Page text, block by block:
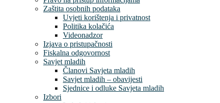
Zaštita osobnih podataka
Uvjeti korištenja i privatnost
Politika kolačića
Videonadzor
Izjava o pristupačnosti
Fiskalna odgovornost
Savjet mladih
Članovi Savjeta mladih
Savjet mladih – obavijesti
Sjednice i odluke Savjeta mladih
Izbori